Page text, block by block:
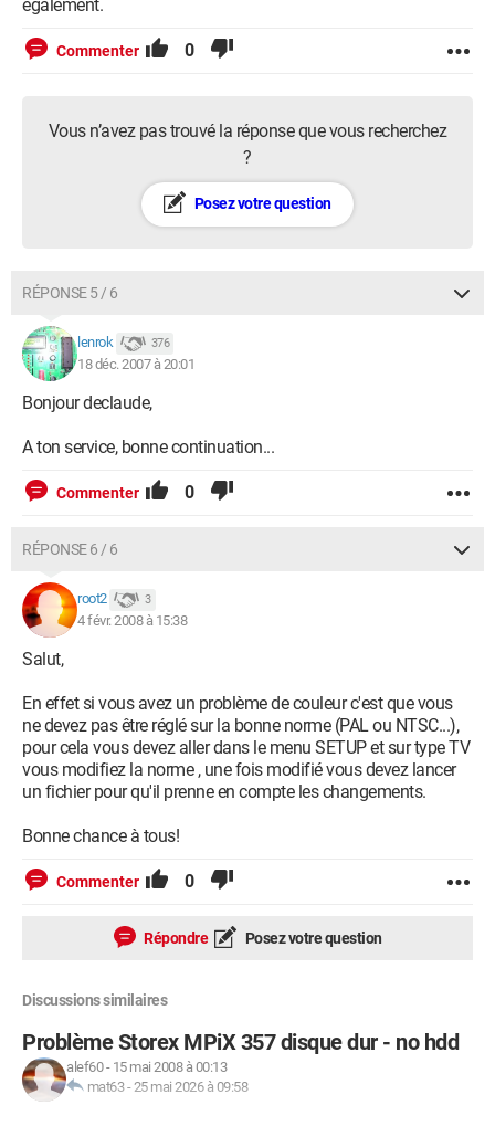
également.
Commenter 0
Vous n’avez pas trouvé la réponse que vous recherchez
?
Posez votre question
RÉPONSE 5 / 6
lenrok 376
18 déc. 2007 à 20:01
Bonjour declaude,
A ton service, bonne continuation...
Commenter 0
RÉPONSE 6 / 6
root2 3
4 févr. 2008 à 15:38
Salut,
En effet si vous avez un problème de couleur c'est que vous
ne devez pas être réglé sur la bonne norme (PAL ou NTSC...),
pour cela vous devez aller dans le menu SETUP et sur type TV
vous modifiez la norme , une fois modifié vous devez lancer
un fichier pour qu'il prenne en compte les changements.
Bonne chance à tous!
Commenter 0
Répondre Posez votre question
Discussions similaires
Problème Storex MPiX 357 disque dur - no hdd
alef60- 15 mai 2008 à 00:13
mat63-25 mai 2026 à 09:58